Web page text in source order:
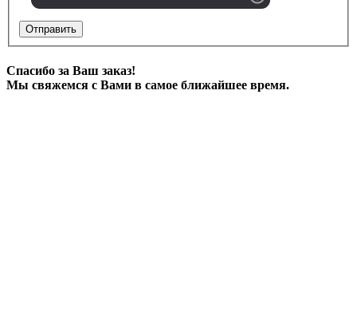
Отправить
Спасибо за Ваш заказ!
Мы свяжемся с Вами в самое ближайшее время.